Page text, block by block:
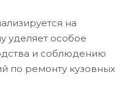
на
уделяет особое
и соблюдению
по ремонту кузовных